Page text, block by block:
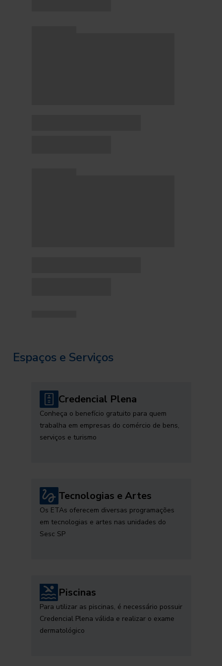
Espaços e Serviços
Credencial Plena
Conheça o benefício gratuito para quem
trabalha em empresas do comércio de bens,
serviços e turismo
Tecnologias e Artes
Os ETAs oferecem diversas programações
em tecnologias e artes nas unidades do
Sesc SP
Piscinas
Para utilizar as piscinas, é necessário possuir
Credencial Plena válida e realizar o exame
dermatológico